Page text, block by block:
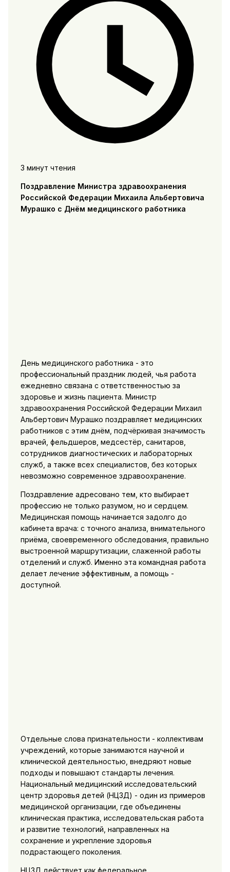
3 минут чтения
Поздравление Министра здравоохранения
Российской Федерации Михаила Альбертовича
Мурашко с Днём медицинского работника
День медицинского работника - это
профессиональный праздник людей, чья работа
ежедневно связана с ответственностью за
здоровье и жизнь пациента. Министр
здравоохранения Российской Федерации Михаил
Альбертович Мурашко поздравляет медицинских
работников с этим днём, подчёркивая значимость
врачей, фельдшеров, медсестёр, санитаров,
сотрудников диагностических и лабораторных
служб, а также всех специалистов, без которых
невозможно современное здравоохранение.
Поздравление адресовано тем, кто выбирает
профессию не только разумом, но и сердцем.
Медицинская помощь начинается задолго до
кабинета врача: с точного анализа, внимательного
приёма, своевременного обследования, правильно
выстроенной маршрутизации, слаженной работы
отделений и служб. Именно эта командная работа
делает лечение эффективным, а помощь -
доступной.
Отдельные слова признательности - коллективам
учреждений, которые занимаются научной и
клинической деятельностью, внедряют новые
подходы и повышают стандарты лечения.
Национальный медицинский исследовательский
центр здоровья детей (НЦЗД) - один из примеров
медицинской организации, где объединены
клиническая практика, исследовательская работа
и развитие технологий, направленных на
сохранение и укрепление здоровья
подрастающего поколения.
НЦЗД действует как федеральное